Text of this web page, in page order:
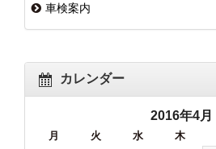
車検案内
カレンダー
2016年4月
月 火 水 木